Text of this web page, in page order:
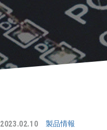
2023.02.10 製品情報